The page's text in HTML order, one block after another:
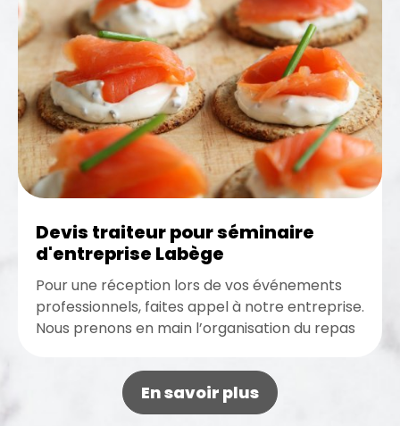
Devis traiteur pour séminaire
d'entreprise Labège
Pour une réception lors de vos événements
professionnels, faites appel à notre entreprise.
Nous prenons en main l’organisation du repas
En savoir plus